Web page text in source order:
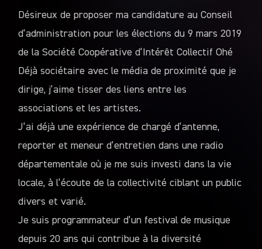
Désireux de proposer ma candidature au Conseil
d’administration pour les élections du 9 mars 2019
de la Société Coopérative d’Intérêt Collectif Ohé
Déjà sociétaire avec le média de proximité que je
dirige, j’aime tisser des liens entre les
associations et les artistes.
J’ai déjà une expérience de chargé d’antenne,
reporter et meneur d’entretien dans une radio
départementale où je me suis investi dans la vie
locale, à l’écoute de la collectivité ciblant un public
divers et varié.
Je suis programmateur d’un festival de musique
depuis 20 ans qui contribue à la diversité